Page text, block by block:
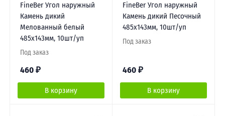
FineBer Угол наружный
Камень дикий
Мелованный белый
485х143мм, 10шт/уп
Под заказ
460 ₽
В корзину
FineBer Угол наружный
Камень дикий Песочный
485х143мм, 10шт/уп
Под заказ
460 ₽
В корзину